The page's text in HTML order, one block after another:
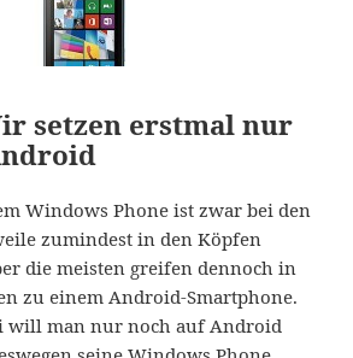
setzen erstmal nur
Windows Phone ist zwar bei den
zumindest in den Köpfen
die meisten greifen dennoch in
zu einem Android-Smartphone.
will man nur noch auf Android